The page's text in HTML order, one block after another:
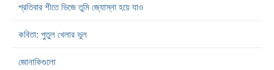
প্রতিবার শীতে ভিজে তুমি জ্যোস্না হয়ে যাও
কবিতা: পুতুল খেলার ভুল
জোনাকিগুলো